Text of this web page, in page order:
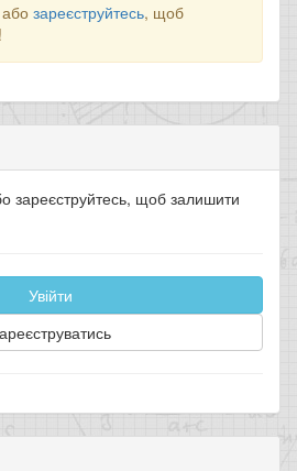
або зареєструйтесь, щоб
зареєструйтесь, щоб залишити
Увійти